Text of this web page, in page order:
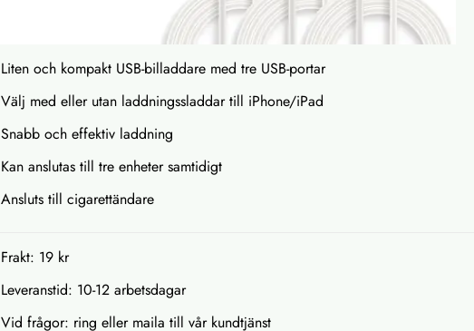
Liten och kompakt USB-billaddare med tre USB-portar
Välj med eller utan laddningssladdar till iPhone/iPad
Snabb och effektiv laddning
Kan anslutas till tre enheter samtidigt
Ansluts till cigarettändare
Frakt: 19 kr
Leveranstid: 10-12 arbetsdagar
Vid frågor: ring eller maila till vår kundtjänst